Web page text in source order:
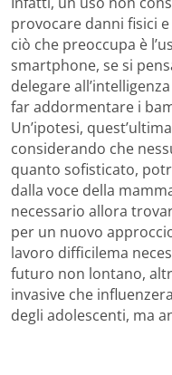
provocare danni fisici
ciò che preoccupa è
smartphone, se si
delegare
far addormentare i
Un’ipotesi,
considerando che
quanto sofisticato,
dalla voce della
necessario allora
per un nuovo
lavoro difficilema
futuro non lontano,
invasive che
degli adolescenti, ma